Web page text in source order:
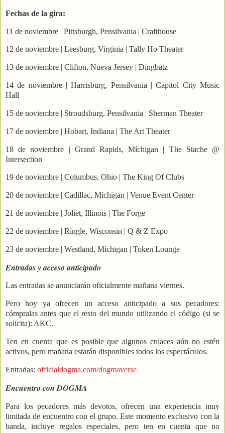
Fechas de la gira:
11 de noviembre | Pittsburgh, Pensilvania | Crafthouse
12 de noviembre | Leesburg, Virginia | Tally Ho Theater
13 de noviembre | Clifton, Nueva Jersey | Dingbatz
14 de noviembre | Harrisburg, Pensilvania | Capitol City Music
Hall
15 de noviembre | Stroudsburg, Pensilvania | Sherman Theater
17 de noviembre | Hobart, Indiana | The Art Theater
18 de noviembre | Grand Rapids, Míchigan | The Stache @
Intersection
19 de noviembre | Columbus, Ohio | The King Of Clubs
20 de noviembre | Cadillac, Míchigan | Venue Event Center
21 de noviembre | Joliet, Illinois | The Forge
22 de noviembre | Ringle, Wisconsin | Q & Z Expo
23 de noviembre | Westland, Míchigan | Token Lounge
Entradas y acceso anticipado
Las entradas se anunciarán oficialmente mañana viernes.
Pero hoy ya ofrecen un acceso anticipado a sus pecadores:
cómpralas antes que el resto del mundo utilizando el código (si se
solicita): AKC.
Ten en cuenta que es posible que algunos enlaces aún no estén
activos, pero mañana estarán disponibles todos los espectáculos.
Entradas: officialdogma.com/dogmaverse
Encuentro con DOGMA
Para los pecadores más devotos, ofrecen una experiencia muy
limitada de encuentro con el grupo. Este momento exclusivo con la
banda, incluye regalos especiales, pero ten en cuenta que no